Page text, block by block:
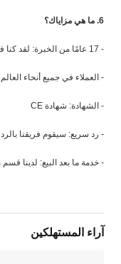
6. ما هي مزاياك؟
- 17 عامًا من الخبرة: لقد كنا في صنع الآلات لمدة 17 عامًا.
- العملاء في جميع أنحاء العالم
- الشهادة: شهادة CE
- رد سريع: سيقوم فريقنا
- خدمة ما بعد البيع: لدينا
آراء المستهلكين